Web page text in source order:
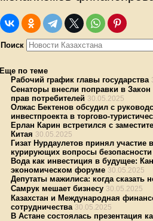
Поиск
Еще по теме
Рабочий график главы государства
Сенаторы внесли поправки в
прав потребителей 30.05.2025
Олжас Бектенов обсудил с
инвестпроекта в торгово-
Ерлан Карин встретился с
Китая 30.05.2025
Гизат Нурдаулетов принял
курирующих вопросы безопасности
Вода как инвестиция в будущее:
экономическом форуме 30.05.2025
Депутаты мажилиса: когда сказать
Самрук мешает бизнесу 30.05.2025
Казахстан и Международная
сотрудничества 30.05.2025
В Астане состоялась презентация